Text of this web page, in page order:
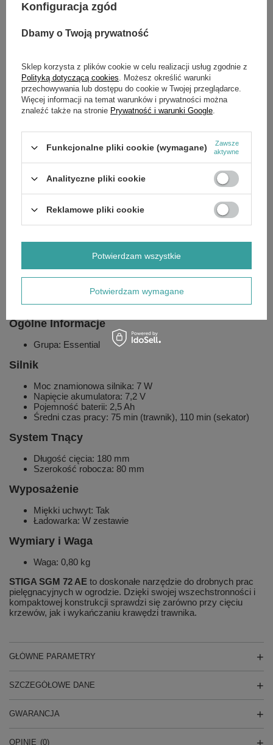
Szybka wymiana ostrzy – beznarzędziowy system
Dwa wymienne ostrza:
8 cm – do pielęgnacji krawędzi trawnika.
Kompaktowa i lekka konstrukcja – waga tylko 0,80 kg.
Miękki uchwyt – wygodne i pewne trzymanie.
Opcjonalny uchwyt teleskopowy – zwiększa komfort
pracy (niedostępny w zestawie).
System Cięcia
Długość cięcia: 18 cm – idealne do formowania krzewów.
Szerokość robocza: 8 cm – doskonałe do krawędzi
trawnika.
Beznarzędziowa wymiana ostrzy – szybka i łatwa zmiana
noży.
Komfort i Wygoda
Możliwość podłączenia uchwytu teleskopowego –
wygodniejsze przycinanie trawy.
Dane Techniczne
Ogólne Informacje
Grupa: Essential
Silnik
Moc znamionowa silnika: 7 W
Napięcie akumulatora: 7,2 V
Pojemność baterii: 2,5 Ah
Średni czas pracy: 75 min (trawnik), 110 min (sekator)
System Tnący
Długość cięcia: 180 mm
Szerokość robocza: 80 mm
Wyposażenie
Miękki uchwyt: Tak
Ładowarka: W zestawie
Wymiary i Waga
Waga: 0,80 kg
STIGA SGM 72 AE to doskonałe narzędzie do drobnych prac
pielęgnacyjnych w ogrodzie. Dzięki swojej wszechstronności i
kompaktowej konstrukcji sprawdzi się zarówno przy cięciu
krzewów, jak i wykańczaniu krawędzi trawnika.
GŁÓWNE PARAMETRY
SZCZEGÓŁOWE DANE
GWARANCJA
OPINIE (0)
Konfiguracja zgód
Dbamy o Twoją prywatność
Sklep korzysta z plików cookie w celu realizacji usług zgodnie z
Polityką dotyczącą cookies . Możesz określić warunki
przechowywania lub dostępu do cookie w Twojej przeglądarce.
Więcej informacji na temat warunków i prywatności można
znaleźć także na stronie Prywatność i warunki Google
Funkcjonalne pliki cookie (wymagane)
Zawsze
aktywne
Analityczne pliki cookie
Reklamowe pliki cookie
Potwierdzam wymagane
Potwierdzam wszystkie